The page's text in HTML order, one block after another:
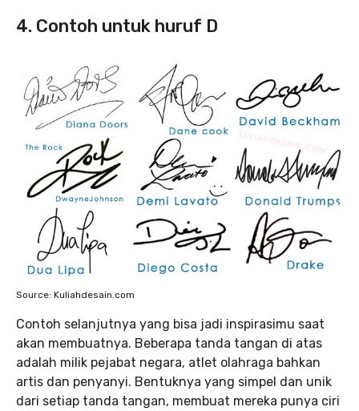
4. Contoh untuk huruf D
Source: Kuliahdesain.com
Contoh selanjutnya yang bisa jadi inspirasimu saat
akan membuatnya. Beberapa tanda tangan di atas
adalah milik pejabat negara, atlet olahraga bahkan
artis dan penyanyi. Bentuknya yang simpel dan unik
dari setiap tanda tangan, membuat mereka punya ciri